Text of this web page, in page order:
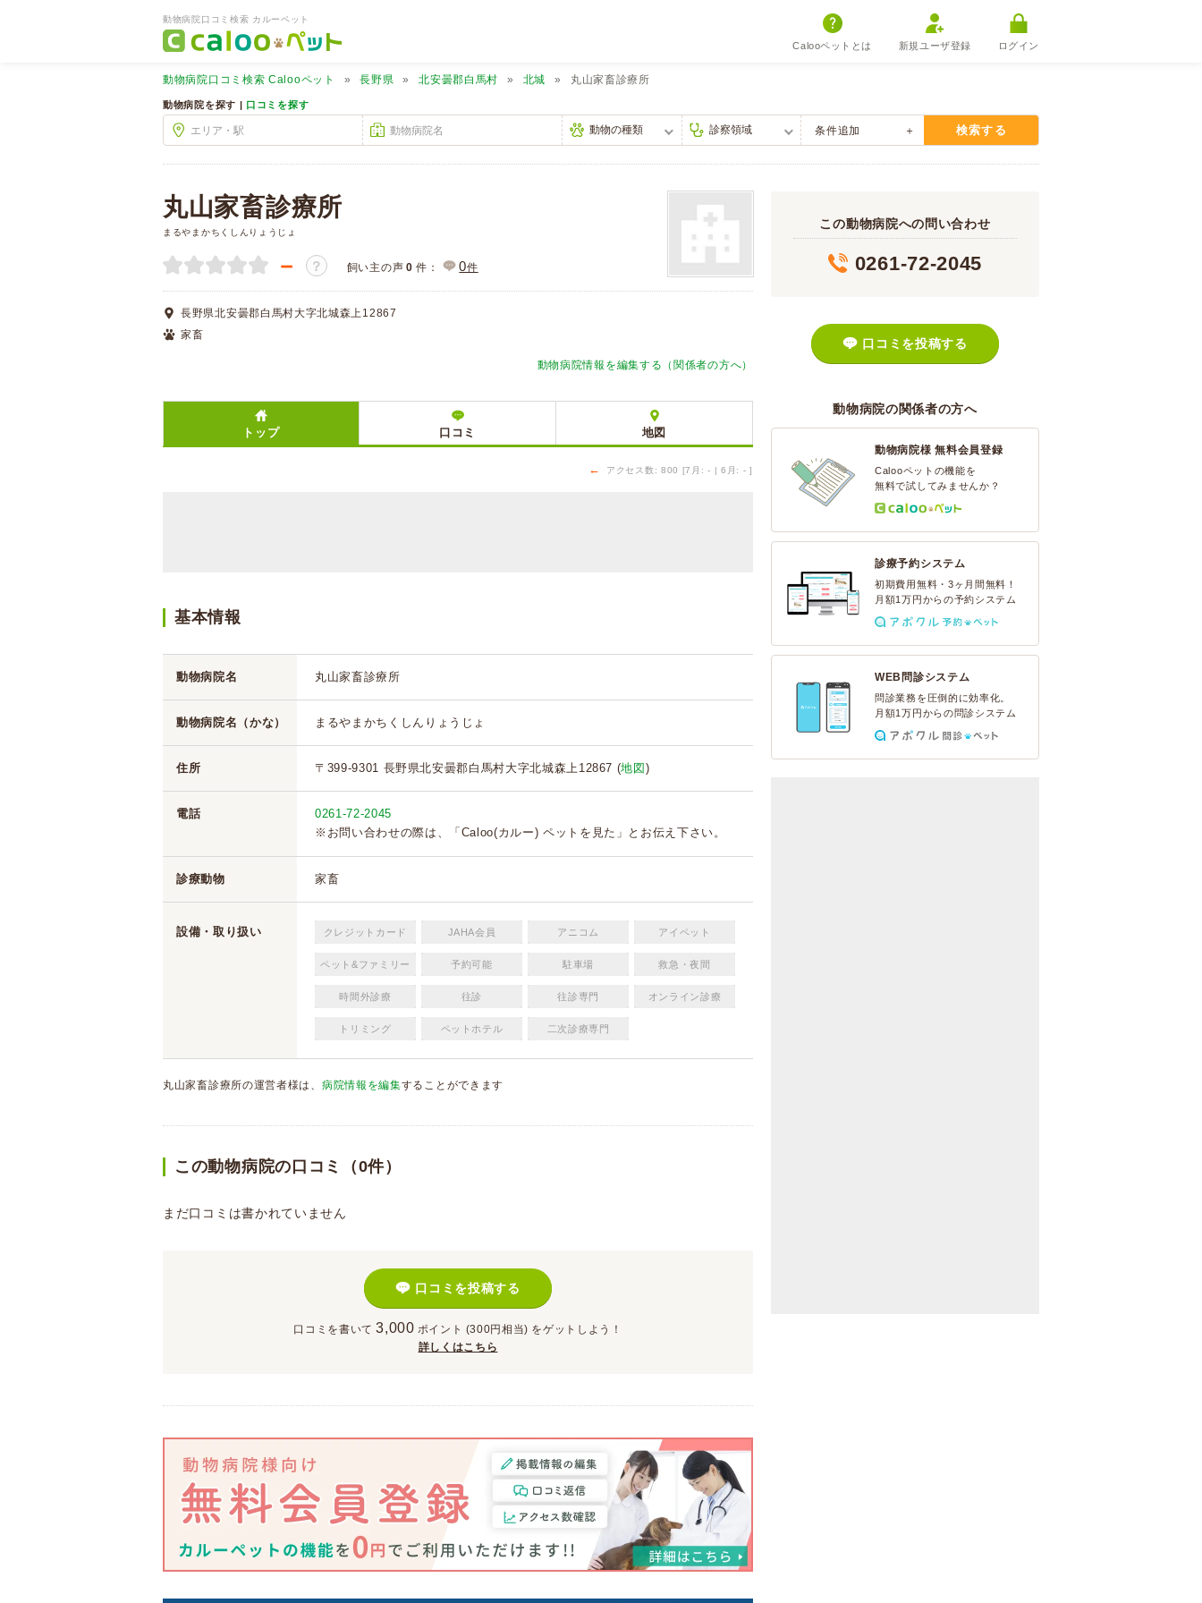
動物病院口コミ検索 カルーペット
Calooペットとは 新規ユーザ登録 ログイン
動物病院口コミ検索 Calooペット 長野県 北安曇郡白馬村 北城 丸山家畜診療所
動物病院を探す | 口コミを探す
条件追加 検索する
丸山家畜診療所
まるやまかちくしんりょうじょ
－ ？ 飼い主の声 0 件： 0件
長野県北安曇郡白馬村大字北城森上12867
家畜
動物病院情報を編集する（関係者の方へ）
トップ 口コミ 地図
← アクセス数: 800 [7月: - | 6月: - ]
基本情報
動物病院名 丸山家畜診療所
動物病院名（かな） まるやまかちくしんりょうじょ
住所 〒399-9301 長野県北安曇郡白馬村大字北城森上12867 (地図 )
電話
0261-72-2045
※お問い合わせの際は、「Caloo(カルー) ペットを見た」とお伝え下さい。
診療動物 家畜
設備・取り扱い クレジットカード JAHA会員 アニコム アイペット
ペット&ファミリー 予約可能 駐車場 救急・夜間
時間外診療 往診 往診専門 オンライン診療
トリミング ペットホテル 二次診療専門
丸山家畜診療所の運営者様は、 病院情報を編集することができます
この動物病院の口コミ（0件）
まだ口コミは書かれていません
口コミを投稿する
口コミを書いて 3,000 ポイント (300円相当) をゲットしよう！
詳しくはこちら
この動物病院への問い合わせ
0261-72-2045
口コミを投稿する
動物病院の関係者の方へ
動物病院様 無料会員登録
Calooペットの機能を
無料で試してみませんか？
診療予約システム
初期費用無料・3ヶ月間無料！
月額1万円からの予約システム
WEB問診システム
問診業務を圧倒的に効率化。
月額1万円からの問診システム